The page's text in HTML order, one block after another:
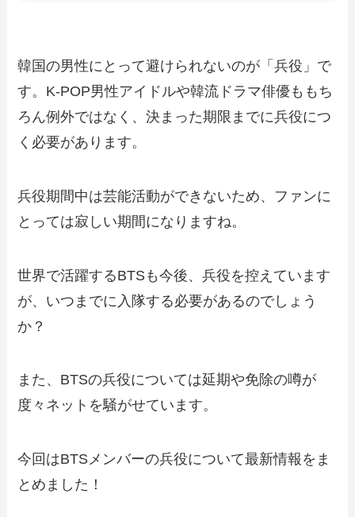
韓国の男性にとって避けられないのが「兵役」で
す。K-POP男性アイドルや韓流ドラマ俳優ももち
ろん例外ではなく、決まった期限までに兵役につ
く必要があります。
兵役期間中は芸能活動ができないため、ファンに
とっては寂しい期間になりますね。
世界で活躍するBTSも今後、兵役を控えています
が、いつまでに入隊する必要があるのでしょう
か？
また、BTSの兵役については延期や免除の噂が
度々ネットを騒がせています。
今回はBTSメンバーの兵役について最新情報をま
とめました！